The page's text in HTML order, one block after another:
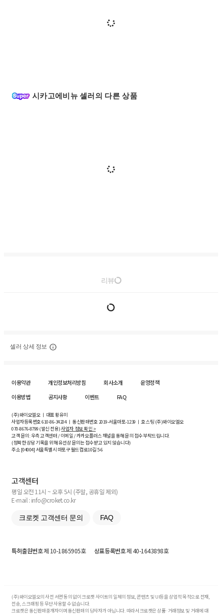
시카고에비뉴 셀러의 다른 상품
리뷰
셀러 상세 정보
이용약관 개인정보처리방침 회사소개
운영정책
이용방법
공지사항 이벤트 FAQ
(주)와이오엘오 ㅣ 대표 황유미
사업자등록번호610-86-34204ㅣ 통신판매번호 2019-서울마포-1239 ㅣ 호스팅 (주)와이오엘오
070-8676-8799 (발신 전용)사업자 정보 확인 >
고객 문의: 우측 고객센터 / 이메일 / 카카오플러스 채널을 통해 문의 접수 부탁드립니다.
(정확한 상담 기록을 위해 유선상 문의는 접수받고 있지 않습니다)
주소 [04004] 서울특별시 마포구 월드컵로10길5-6
고객센터
평일 오전 11시 ~ 오후 5시 (주말, 공휴일 제외)
E-mail : info@croket.co.kr
크로켓 고객센터 문의 FAQ
특허출원번호제 10-1865905호 상표등록번호제 40-1643898호
(주)와이오엘오의 사전 서면 동의 없이 크로켓 사이트의 일체의 정보, 콘텐츠 및 UI등을 상업적 목적으로 전재,
전송, 스크래핑 등 무단 사용할 수 없습니다.
크로켓은 통신판매중개자이며 통신판매의 당사자가 아닙니다. 따라서 크로켓은 상품·거래정보 및 거래에 대